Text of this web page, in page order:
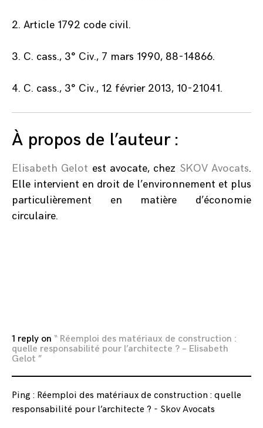
2. Article 1792 code civil.
3. C. cass., 3° Civ., 7 mars 1990, 88-14866.
4. C. cass., 3° Civ., 12 février 2013, 10-21041.
À propos de l’auteur :
Elisabeth Gelot est avocate, chez SKOV Avocats.
Elle intervient en droit de l’environnement et plus
particulièrement en matière d’économie
circulaire.
Contributions,
Droit
1 reply on “ Réemploi des matériaux de construction :
quelle responsabilité pour l’architecte ? – Elisabeth
Gelot ”
Ping : Réemploi des matériaux de construction : quelle
responsabilité pour l’architecte ? - Skov Avocats